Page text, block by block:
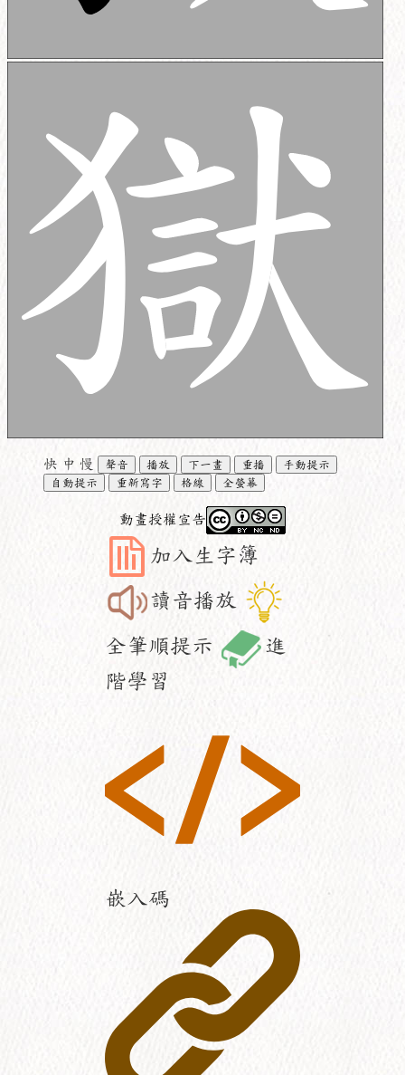
快 中 慢 聲音 播放 下一畫 重播
手動提示
自動提示
重新寫字 格線 全螢幕
動畫授權宣告
加入生字簿
讀音播放
全筆順提示
進
階學習
嵌入碼